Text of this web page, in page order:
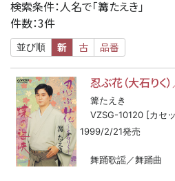
検索条件：人名で「篝たえき」
件数：3件
並び順 新 古 品番
忍ぶ花（大石りく
篝たえき
VZSG-10120 [カセ
1999/2/21発売
舞踊歌謡／舞踊曲